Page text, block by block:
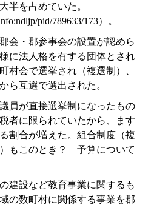
半を占めていた。
pid/789633/173）。
会・郡参事会の設置が認めら
に法人格を有する団体とされ
村会で選挙され（複選制）、
ら互選で選出された。
員が直接選挙制になったもの
者に限られていたから、ます
割合が増えた。組合制度（複
もこのとき？ 予算について
建設など教育事業に関するも
の数町村に関係する事業を郡